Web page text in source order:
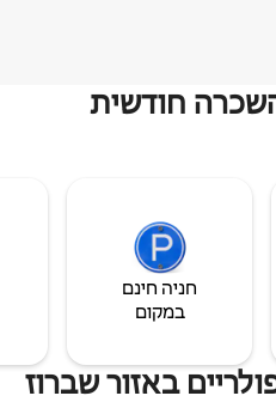
חודשית
חניה חינם
במקום
באזור שברוז